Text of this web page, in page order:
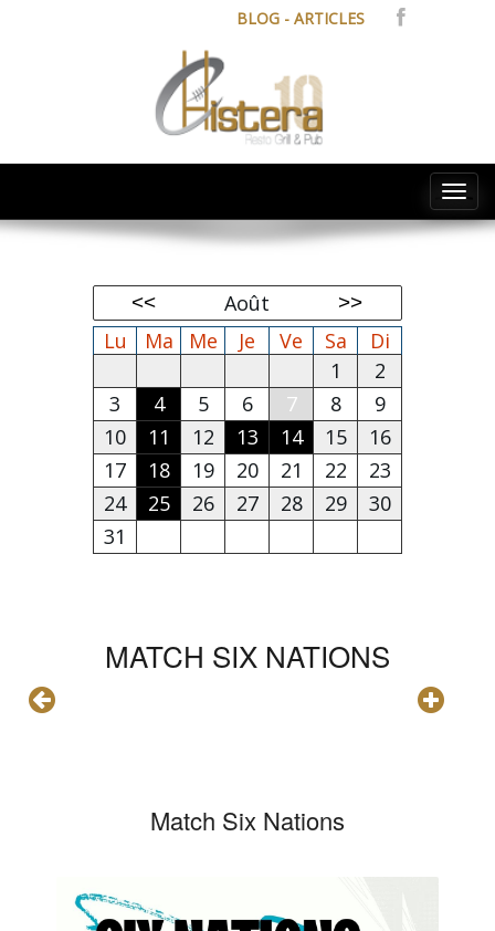
BLOG - ARTICLES
Août
Lu
Ma Me Je Ve Sa
Di
1
2
3
4 5 6 7 8
9
10
11 12 13 14 15
16
17
18 19 20 21 22
23
24
25 26 27 28 29
30
31
MATCH SIX NATIONS
Match Six Nations